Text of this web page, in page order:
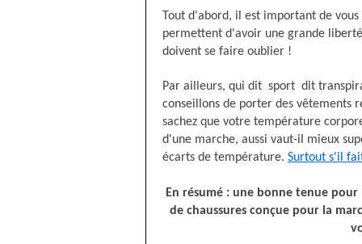
Tout d'abord, il est important de
permettent d'avoir une grande
doivent se faire oublier !
Par ailleurs, qui dit sport dit
conseillons de porter des vêtements
sachez que votre température
d'une marche, aussi vaut-il mieux
écarts de température. Surtout s'il
En résumé : une bonne tenue
de chaussures conçue pour la